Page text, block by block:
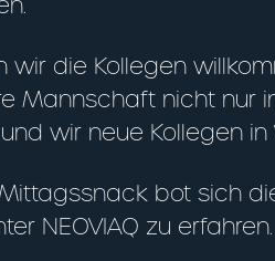
die Kollegen
Mannschaft nicht
wir neue Kollegen
bot sich
NEOVIAQ zu erfahren.